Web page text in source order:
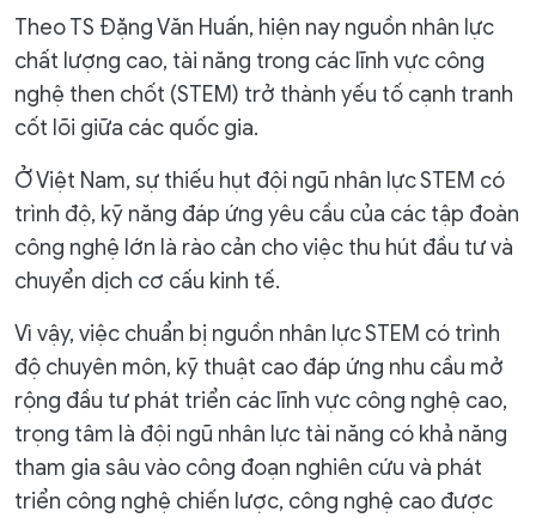
Theo TS Đặng Văn Huấn, hiện nay nguồn nhân lực
chất lượng cao, tài năng trong các lĩnh vực công
nghệ then chốt (STEM) trở thành yếu tố cạnh tranh
cốt lõi giữa các quốc gia.
Ở Việt Nam, sự thiếu hụt đội ngũ nhân lực STEM có
trình độ, kỹ năng đáp ứng yêu cầu của các tập đoàn
công nghệ lớn là rào cản cho việc thu hút đầu tư và
chuyển dịch cơ cấu kinh tế.
Vì vậy, việc chuẩn bị nguồn nhân lực STEM có trình
độ chuyên môn, kỹ thuật cao đáp ứng nhu cầu mở
rộng đầu tư phát triển các lĩnh vực công nghệ cao,
trọng tâm là đội ngũ nhân lực tài năng có khả năng
tham gia sâu vào công đoạn nghiên cứu và phát
triển công nghệ chiến lược, công nghệ cao được